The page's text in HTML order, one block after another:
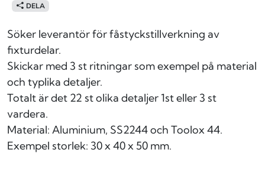
DELA
Söker leverantör för fåstyckstillverkning av
fixturdelar.
Skickar med 3 st ritningar som exempel på material
och typlika detaljer.
Totalt är det 22 st olika detaljer 1st eller 3 st
vardera.
Material: Aluminium, SS2244 och Toolox 44.
Exempel storlek: 30 x 40 x 50 mm.